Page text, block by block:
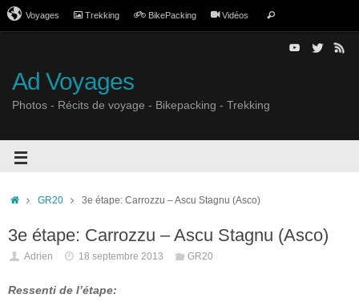
Voyages Trekking BikePacking Vidéos
Ad Voyages
Photos - Récits de voyage - Bikepacking - Trekking
GR20 3e étape: Carrozzu – Ascu Stagnu (Asco)
3e étape: Carrozzu – Ascu Stagnu (Asco)
Adrien 18 septembre 2013 GR20
Ressenti de l’étape: